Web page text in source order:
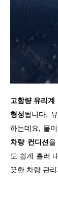
고함량 유리계
형성됩니다.
하는데요, 물
차량 컨디션 을
도 쉽게 흘러
끗한 차량 관